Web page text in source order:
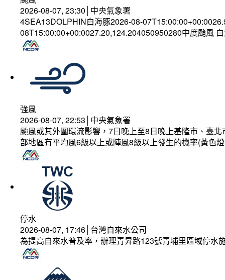
2026-08-07, 23:30│中央氣象署
4SEA13DOLPHIN白海豚2026-08-
08T15:00:00+00:0027.20,124.204050950280中度颱風
強風
2026-08-07, 22:53│中央氣象署
颱風或其外圍環流影響，7日晚上至8日晚上基隆市、臺
部地區有平均風6級以上或陣風8級以上發生的機率(黃色
停水
2026-08-07, 17:46│台灣自來水公司
為提高自來水普及率，辦理青昇路123號青埔里區域停水